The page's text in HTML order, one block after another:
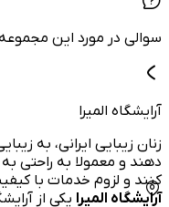
سوالی در مورد این
آرایشگاه المیرا
زنان زیبایی ایرانی، به
دهند و معمولا به راحتی
کنند و لزوم خدمات با
آرایشگاه المیرا یکی از